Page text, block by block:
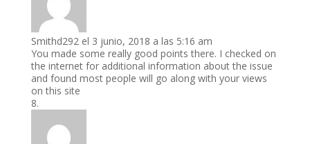
Smithd292 el 3 junio, 2018 a las 5:16 am
You made some really good points there. I checked on
the internet for additional information about the issue
and found most people will go along with your views
on this site